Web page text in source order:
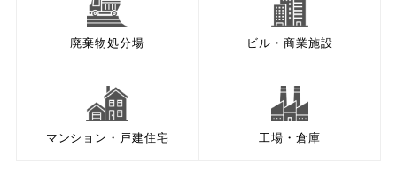
廃棄物処分場 ビル・商業施設
マンション・戸建住宅 工場・倉庫